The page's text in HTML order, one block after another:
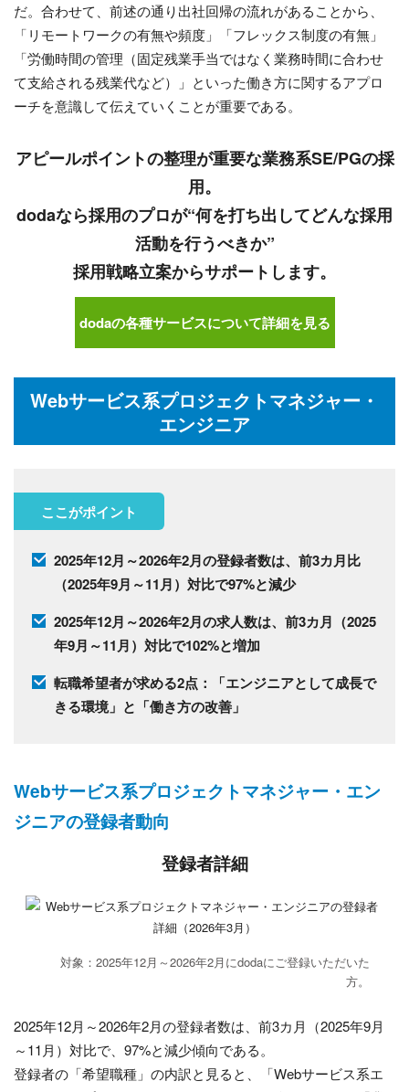
だ。合わせて、前述の通り出社回帰の流れがあることから、
「リモートワークの有無や頻度」「フレックス制度の有無」
「労働時間の管理（固定残業手当ではなく業務時間に合わせ
て支給される残業代など）」といった働き方に関するアプロ
ーチを意識して伝えていくことが重要である。
アピールポイントの整理が重要な業務系SE/PGの採
用。
dodaなら採用のプロが“何を打ち出してどんな採用
活動を行うべきか”
採用戦略立案からサポートします。
dodaの各種サービスについて詳細を見る
Webサービス系プロジェクトマネジャー・
エンジニア
ここがポイント
2025年12月～2026年2月の登録者数は、前3カ月比
（2025年9月～11月）対比で97%と減少
2025年12月～2026年2月の求人数は、前3カ月（2025
年9月～11月）対比で102%と増加
転職希望者が求める2点：「エンジニアとして成長で
きる環境」と「働き方の改善」
Webサービス系プロジェクトマネジャー・エン
ジニアの登録者動向
登録者詳細
対象：2025年12月～2026年2月にdodaにご登録いただいた
方。
2025年12月～2026年2月の登録者数は、前3カ月（2025年9月
～11月）対比で、97%と減少傾向である。
登録者の「希望職種」の内訳と見ると、「Webサービス系エ